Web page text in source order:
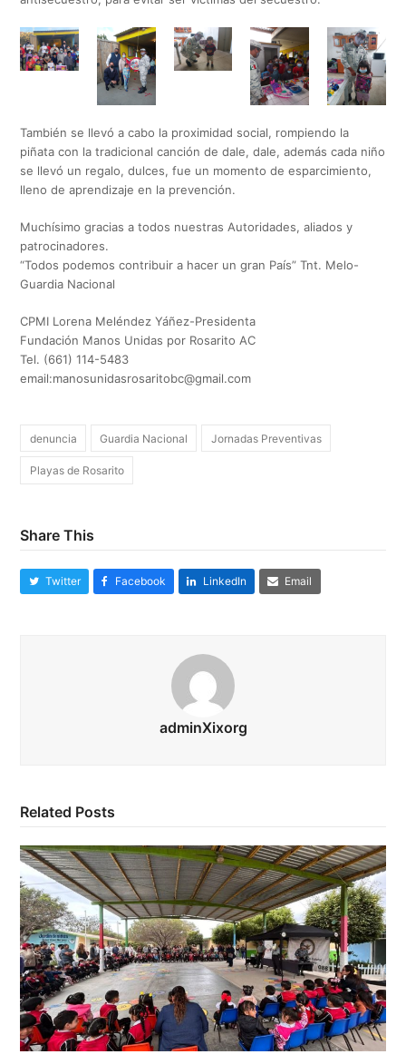
También se llevó a cabo la proximidad social, rompiendo la
piñata con la tradicional canción de dale, dale, además cada niño
se llevó un regalo, dulces, fue un momento de esparcimiento,
lleno de aprendizaje en la prevención.
Muchísimo gracias a todos nuestras Autoridades, aliados y
patrocinadores.
“Todos podemos contribuir a hacer un gran País” Tnt. Melo-
Guardia Nacional
CPMI Lorena Meléndez Yáñez-Presidenta
Fundación Manos Unidas por Rosarito AC
Tel. (661) 114-5483
email:manosunidasrosaritobc@gmail.com
denuncia Guardia Nacional Jornadas Preventivas
Playas de Rosarito
Share This
Twitter Facebook LinkedIn Email
adminXixorg
Related Posts